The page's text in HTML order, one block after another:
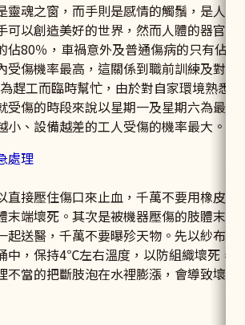
靈魂之窗，而手則是感情的觸鬚，是人
可以創造美好的世界，然而人體的器官
佔80％，車禍意外及普通傷病的只有佔
受傷機率最高，這關係到職前訓練及對
趕工而臨時幫忙，由於對自家環境熟悉
受傷的時段來說以星期一及星期六為最
小、設備越差的工人受傷的機率最大。
處理
直接壓住傷口來止血，千萬不要用橡皮
末端壞死。其次是被機器壓傷的肢體末
起送醫，千萬不要曝殄天物。先以紗布
中，保持4℃左右溫度，以防組織壞死，
不當的把斷肢泡在水裡膨漲，會導致壞